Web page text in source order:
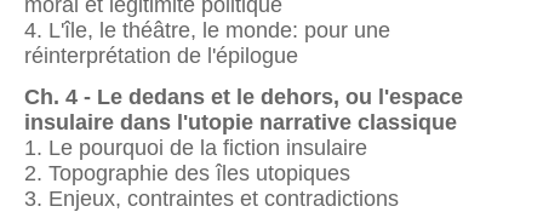
moral et légitimité politique
4. L'île, le théâtre, le monde: pour une
réinterprétation de l'épilogue
Ch. 4 - Le dedans et le dehors, ou l'espace
insulaire dans l'utopie narrative classique
1. Le pourquoi de la fiction insulaire
2. Topographie des îles utopiques
3. Enjeux, contraintes et contradictions